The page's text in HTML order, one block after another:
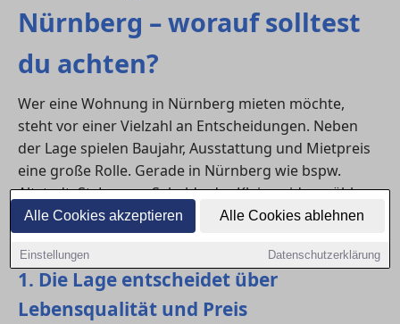
Alle Cookies akzeptieren Alle Cookies ablehnen
Einstellungen Datenschutzerklärung
Nürnberg – worauf solltest
du achten?
Wer eine Wohnung in Nürnberg mieten möchte,
steht vor einer Vielzahl an Entscheidungen. Neben
der Lage spielen Baujahr, Ausstattung und Mietpreis
eine große Rolle. Gerade in Nürnberg wie bspw.
Altstadt, St. Lorenz, Sebald oder Kleinweidenmühle
unterscheiden sich die Mietpreise deutlich, was einen
genauen Vergleich umso wichtiger macht.
1. Die Lage entscheidet über
Lebensqualität und Preis